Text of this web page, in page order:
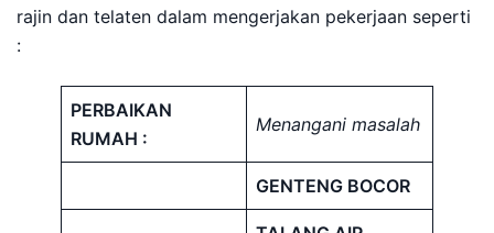
rajin dan telaten dalam mengerjakan pekerjaan seperti
:
PERBAIKAN
RUMAH :
Menangani masalah
GENTENG BOCOR